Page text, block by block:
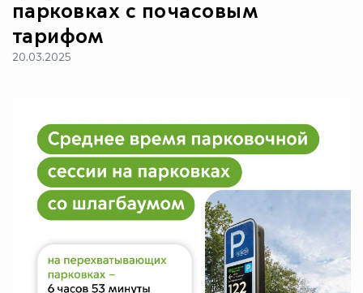
парковках с почасовым
тарифом
20.03.2025